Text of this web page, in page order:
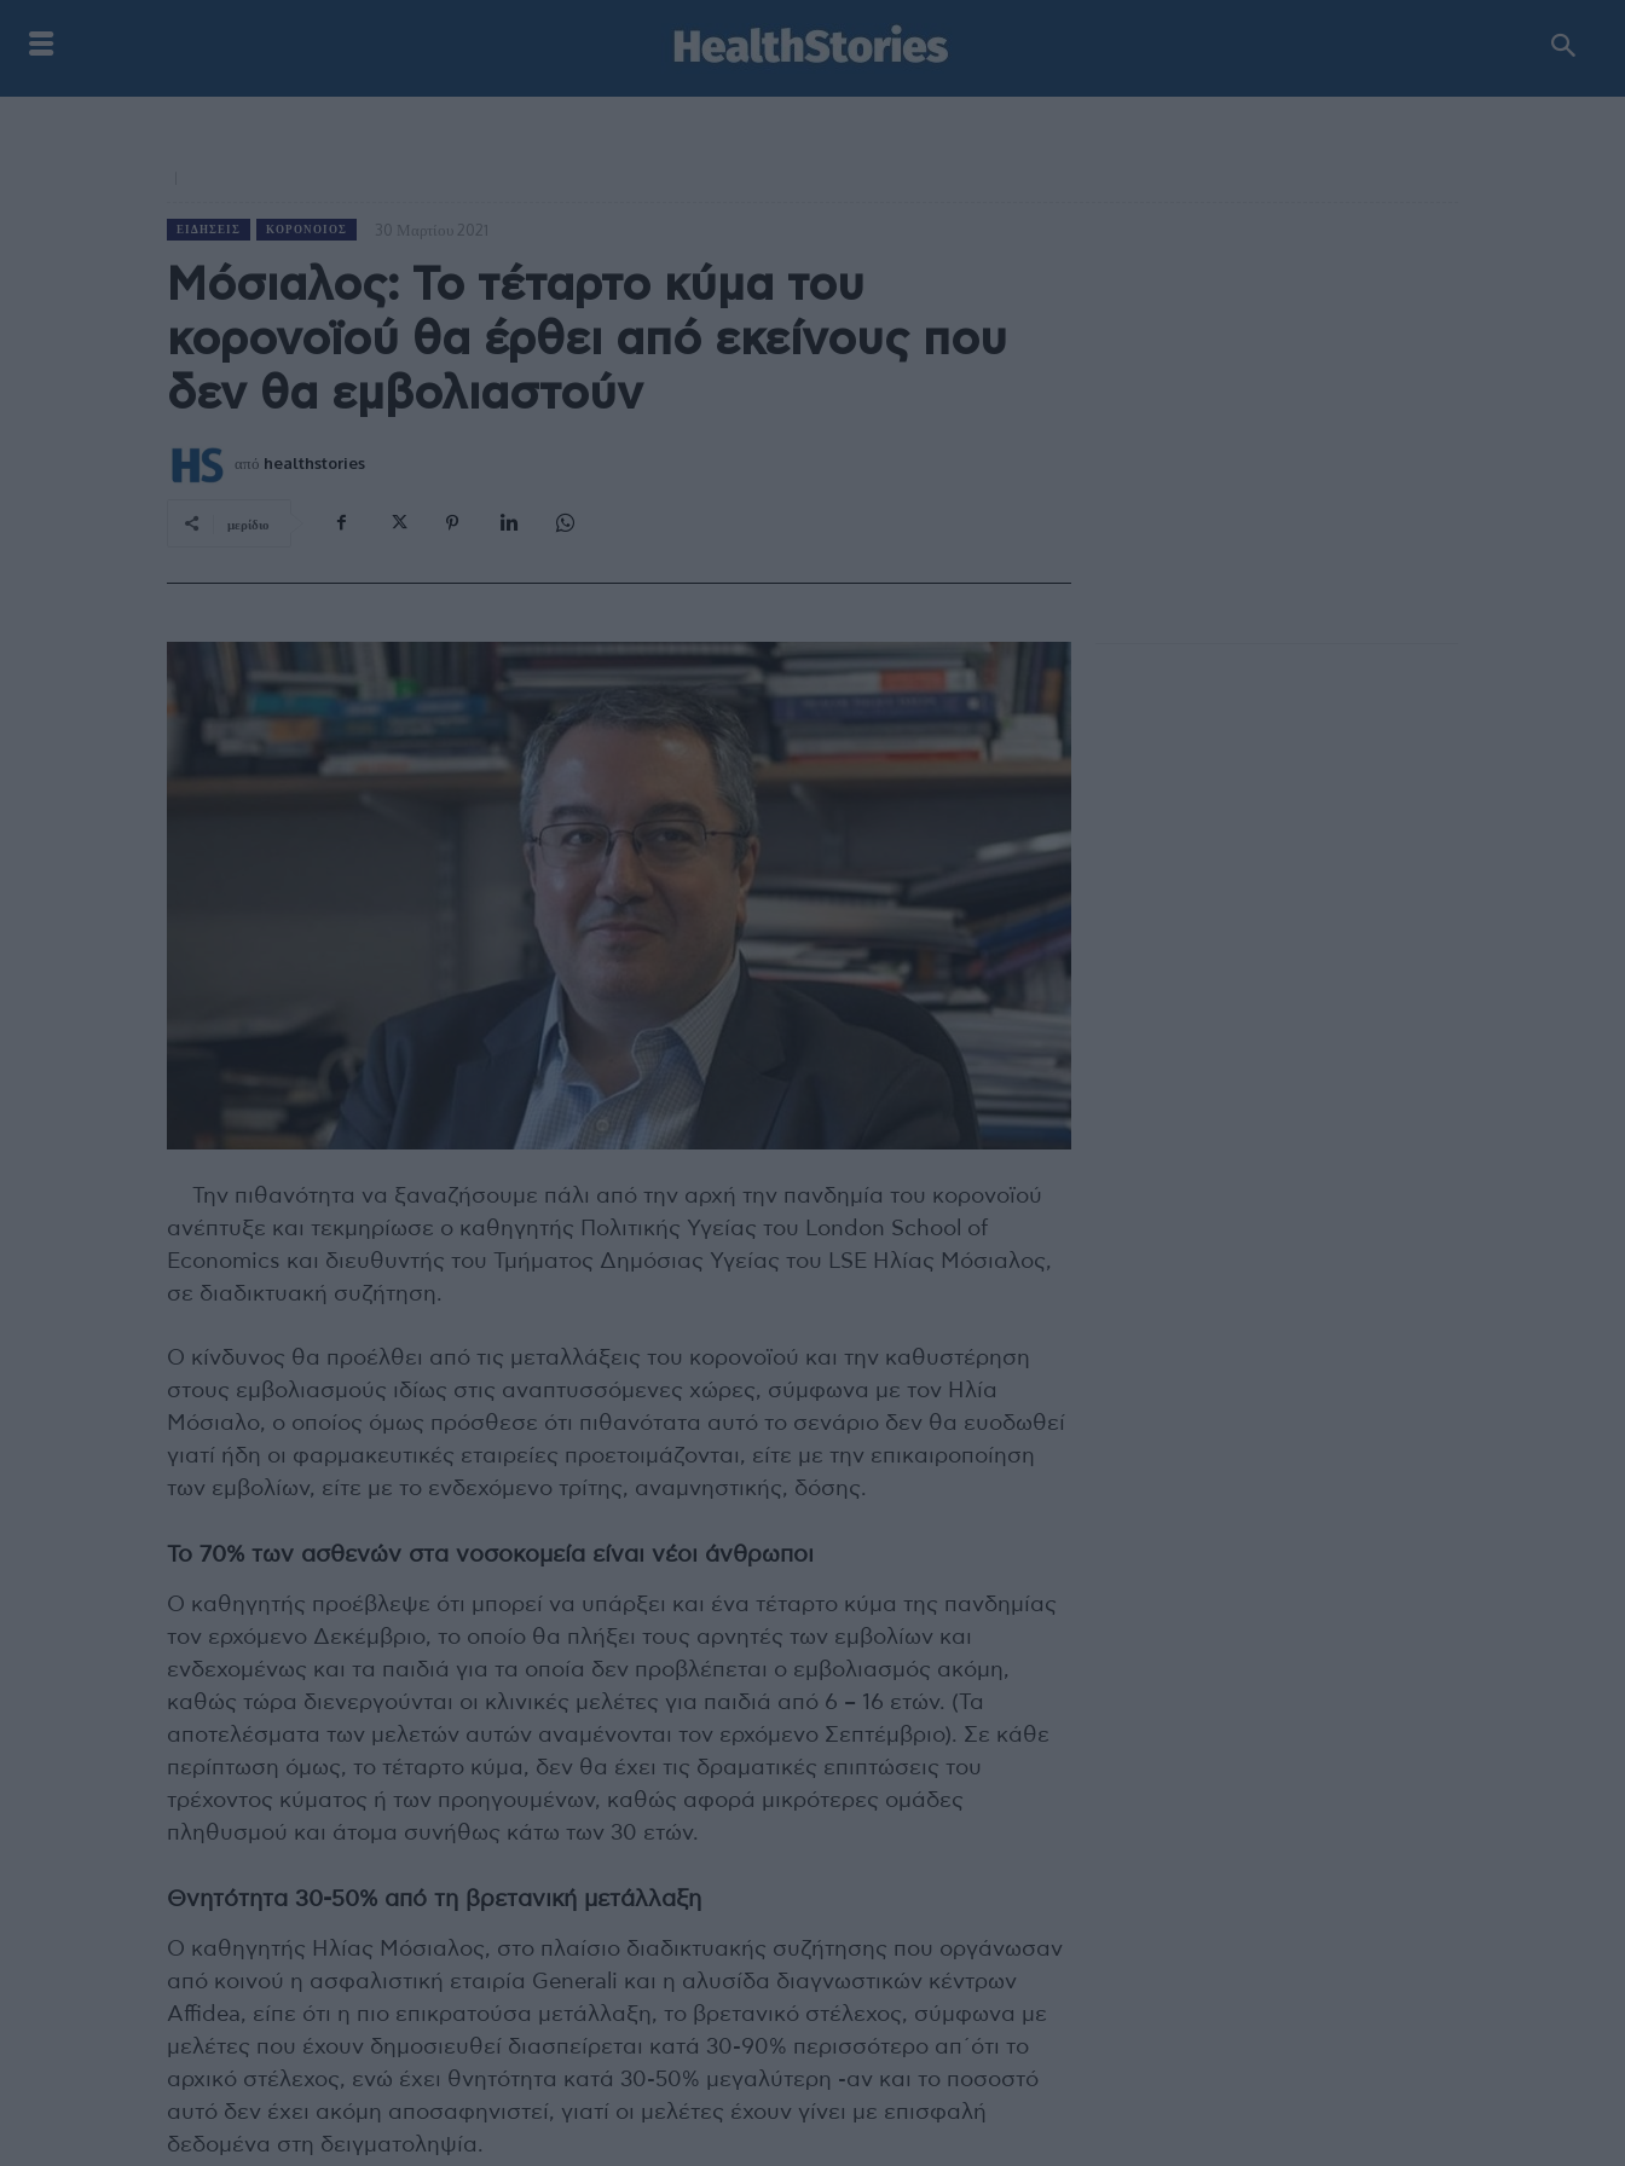
ΕΙΔΉΣΕΙΣ ΚΟΡΟΝΟΙΌΣ 30 Μαρτίου 2021
Μόσιαλος: Το τέταρτο κύμα του
κορονοϊού θα έρθει από εκείνους που
δεν θα εμβολιαστούν
από healthstories
μερίδιο
Την πιθανότητα να ξαναζήσουμε πάλι από την αρχή την πανδημία του κορονοϊού
ανέπτυξε και τεκμηρίωσε ο καθηγητής Πολιτικής Υγείας του London School of
Economics και διευθυντής του Τμήματος Δημόσιας Υγείας του LSE Ηλίας Μόσιαλος,
σε διαδικτυακή συζήτηση.
Ο κίνδυνος θα προέλθει από τις μεταλλάξεις του κορονοϊού και την καθυστέρηση
στους εμβολιασμούς ιδίως στις αναπτυσσόμενες χώρες, σύμφωνα με τον Ηλία
Μόσιαλο, ο οποίος όμως πρόσθεσε ότι πιθανότατα αυτό το σενάριο δεν θα ευοδωθεί
γιατί ήδη οι φαρμακευτικές εταιρείες προετοιμάζονται, είτε με την επικαιροποίηση
των εμβολίων, είτε με το ενδεχόμενο τρίτης, αναμνηστικής, δόσης.
Το 70% των ασθενών στα νοσοκομεία είναι νέοι άνθρωποι
Ο καθηγητής προέβλεψε ότι μπορεί να υπάρξει και ένα τέταρτο κύμα της πανδημίας
τον ερχόμενο Δεκέμβριο, το οποίο θα πλήξει τους αρνητές των εμβολίων και
ενδεχομένως και τα παιδιά για τα οποία δεν προβλέπεται ο εμβολιασμός ακόμη,
καθώς τώρα διενεργούνται οι κλινικές μελέτες για παιδιά από 6 – 16 ετών. (Τα
αποτελέσματα των μελετών αυτών αναμένονται τον ερχόμενο Σεπτέμβριο). Σε κάθε
περίπτωση όμως, το τέταρτο κύμα, δεν θα έχει τις δραματικές επιπτώσεις του
τρέχοντος κύματος ή των προηγουμένων, καθώς αφορά μικρότερες ομάδες
πληθυσμού και άτομα συνήθως κάτω των 30 ετών.
Θνητότητα 30-50% από τη βρετανική μετάλλαξη
Ο καθηγητής Ηλίας Μόσιαλος, στο πλαίσιο διαδικτυακής συζήτησης που οργάνωσαν
από κοινού η ασφαλιστική εταιρία Generali και η αλυσίδα διαγνωστικών κέντρων
Affidea, είπε ότι η πιο επικρατούσα μετάλλαξη, το βρετανικό στέλεχος, σύμφωνα με
μελέτες που έχουν δημοσιευθεί διασπείρεται κατά 30-90% περισσότερο απ΄ότι το
αρχικό στέλεχος, ενώ έχει θνητότητα κατά 30-50% μεγαλύτερη -αν και το ποσοστό
αυτό δεν έχει ακόμη αποσαφηνιστεί, γιατί οι μελέτες έχουν γίνει με επισφαλή
δεδομένα στη δειγματοληψία.